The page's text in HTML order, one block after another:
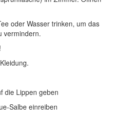
oder Wasser trinken, um das
vermindern.
die Lippen geben
Salbe einreiben